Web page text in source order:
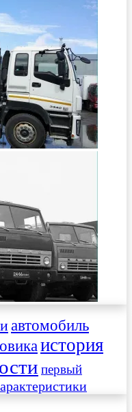
автомобиль
история
первый